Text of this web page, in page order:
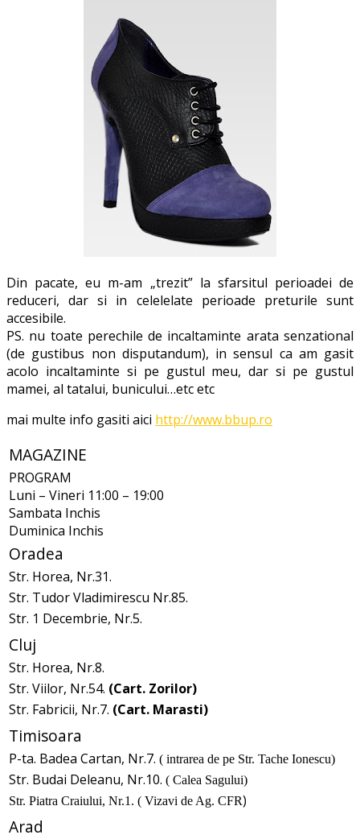
Din pacate, eu m-am „trezit” la sfarsitul perioadei de
reduceri, dar si in celelelate perioade preturile sunt
accesibile.
PS. nu toate perechile de incaltaminte arata senzational
(de gustibus non disputandum), in sensul ca am gasit
acolo incaltaminte si pe gustul meu, dar si pe gustul
mamei, al tatalui, bunicului…etc etc
mai multe info gasiti aici http://www.bbup.ro
MAGAZINE
PROGRAM
Luni – Vineri 11:00 – 19:00
Sambata Inchis
Duminica Inchis
Oradea
Str. Horea, Nr.31.
Str. Tudor Vladimirescu Nr.85.
Str. 1 Decembrie, Nr.5.
Cluj
Str. Horea, Nr.8.
Str. Viilor, Nr.54. (Cart. Zorilor)
Str. Fabricii, Nr.7. (Cart. Marasti)
Timisoara
P-ta. Badea Cartan, Nr.7. ( intrarea de pe Str. Tache Ionescu)
Str. Budai Deleanu, Nr.10. ( Calea Sagului)
Str. Piatra Craiului, Nr.1. ( Vizavi de Ag. CFR)
Arad